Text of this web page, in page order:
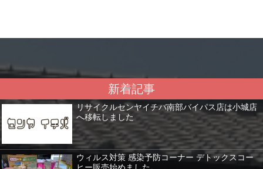
新着記事
リサイクルセンヤイチバ南部バイパス店は小城店
へ移転しました
ウィルス対策 感染予防コーナー デトックスコー